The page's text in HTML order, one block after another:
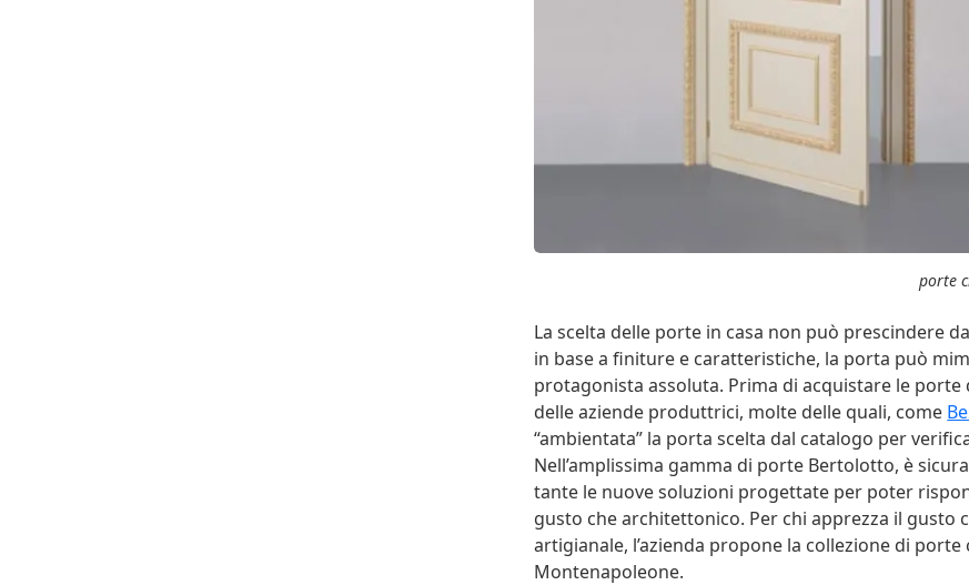
porte
La scelta delle porte in casa non può prescindere
in base a finiture e caratteristiche, la porta può
protagonista assoluta. Prima di acquistare le
delle aziende produttrici, molte delle quali, come
“ambientata” la porta scelta dal catalogo per
Nell’amplissima gamma di porte Bertolotto, è
tante le nuove soluzioni progettate per poter
gusto che architettonico. Per chi apprezza il gusto
artigianale, l’azienda propone la collezione di
Montenapoleone.